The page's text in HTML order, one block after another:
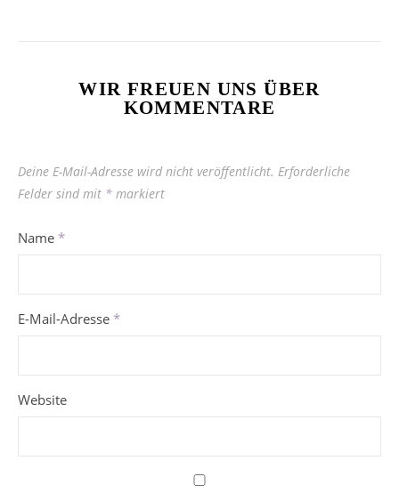
WIR FREUEN UNS ÜBER
KOMMENTARE
Deine E-Mail-Adresse wird nicht veröffentlicht. Erforderliche
Felder sind mit * markiert
Name *
E-Mail-Adresse *
Website